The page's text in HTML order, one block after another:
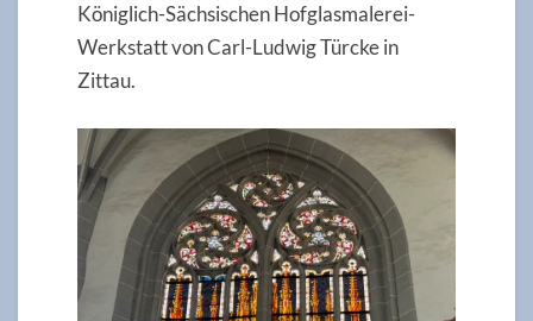
Königlich-Sächsischen Hofglasmalerei-
Werkstatt von Carl-Ludwig Türcke in
Zittau.